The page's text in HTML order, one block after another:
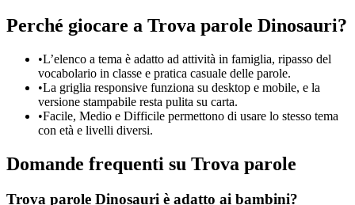
Perché giocare a Trova parole Dinosauri?
•L’elenco a tema è adatto ad attività in famiglia, ripasso del
vocabolario in classe e pratica casuale delle parole.
•La griglia responsive funziona su desktop e mobile, e la
versione stampabile resta pulita su carta.
•Facile, Medio e Difficile permettono di usare lo stesso tema
con età e livelli diversi.
Domande frequenti su Trova parole
Trova parole Dinosauri è adatto ai bambini?